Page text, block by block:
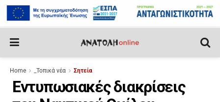
Home _Τοπικά νέα Σητεία
Εντυπωσιακές διακρίσεις